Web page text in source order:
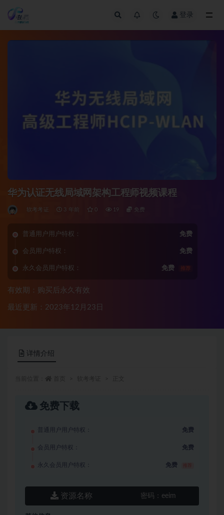
登录
华为认证无线局域网架构工程师视频课程
软考考证 3 年前 0 19 免费
普通用户用户特权： 免费
会员用户特权： 免费
永久会员用户特权： 免费 推荐
有效期：购买后永久有效
最近更新：2023年12月23日
详情介绍
免费下载
普通用户用户特权： 免费
会员用户特权： 免费
永久会员用户特权： 免费
资源名称 密码： eeim